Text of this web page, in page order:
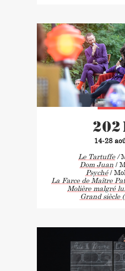
14-28
Le Tartuffe/
Dom Juan /
Psyché/
La Farce de Maître
Molière malgré
Grand siècle